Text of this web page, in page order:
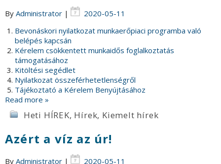
By Administrator |
2020-05-11
Bevonáskori nyilatkozat munkaerőpiaci programba való
belépés kapcsán
Kérelem csökkentett munkaidős foglalkoztatás
támogatásához
Kitöltési segédlet
Nyilatkozat összeférhetetlenségről
Tájékoztató a Kérelem Benyújtásához
Read more »
Heti HÍREK, Hírek, Kiemelt hírek
Azért a víz az úr!
By Administrator | 2020-05-11